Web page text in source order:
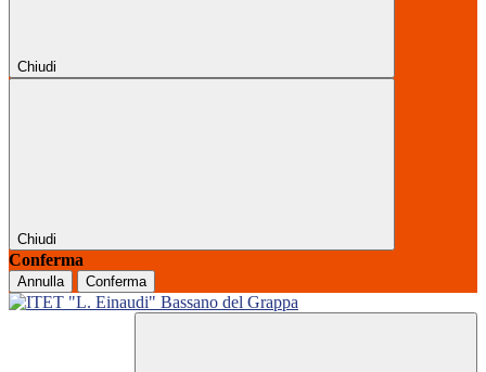
Chiudi
Chiudi
Conferma
Annulla Conferma